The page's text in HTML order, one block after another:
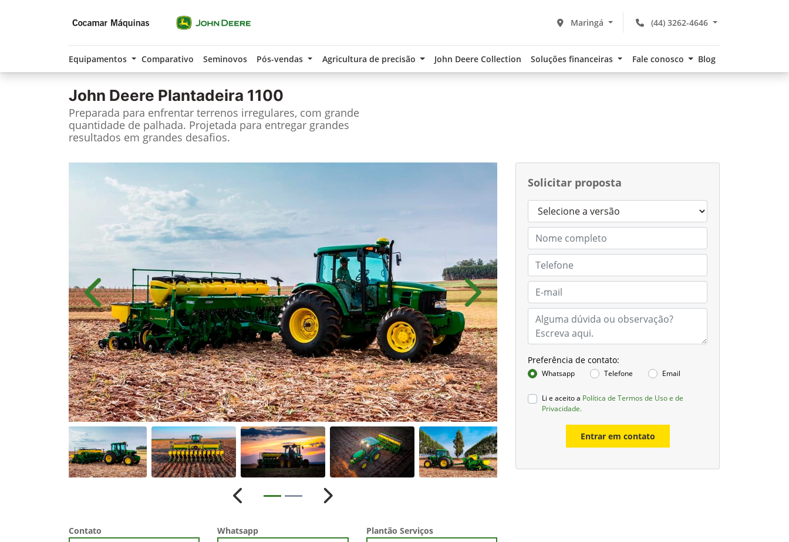
(44) 3262-4646
Maringá
Equipamentos Comparativo Seminovos Pós-vendas Agricultura de precisão John Deere Collection Soluções financeiras Fale conosco Blog
John Deere Plantadeira 1100
Preparada para enfrentar terrenos irregulares, com grande
quantidade de palhada. Projetada para entregar grandes
resultados em grandes desafios.
Solicitar proposta
Preferência de contato:
Whatsapp Telefone Email
Li e aceito a Política de Termos de Uso e de
Privacidade.
Entrar em contato
Anterior Próximo
Anterior Próximo
Contato
Whatsapp
Plantão Serviços